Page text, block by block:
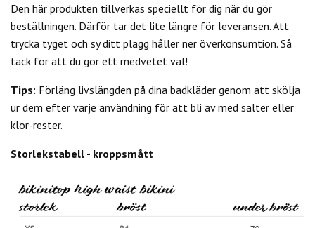
Den här produkten tillverkas speciellt för dig när du gör
beställningen. Därför tar det lite längre för leveransen. Att
trycka tyget och sy ditt plagg håller ner överkonsumtion. Så
tack för att du gör ett medvetet val!
Tips: Förläng livslängden på dina badkläder genom att skölja
ur dem efter varje användning för att bli av med salter eller
klor-rester.
Storlekstabell - kroppsmått